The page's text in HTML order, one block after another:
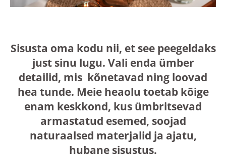
Sisusta oma kodu nii, et see peegeldaks
just sinu lugu. Vali enda ümber
detailid, mis kõnetavad ning loovad
hea tunde. Meie heaolu toetab kõige
enam keskkond, kus ümbritsevad
armastatud esemed, soojad
naturaalsed materjalid ja ajatu,
hubane sisustus.